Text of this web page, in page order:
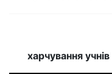
харчування учнів